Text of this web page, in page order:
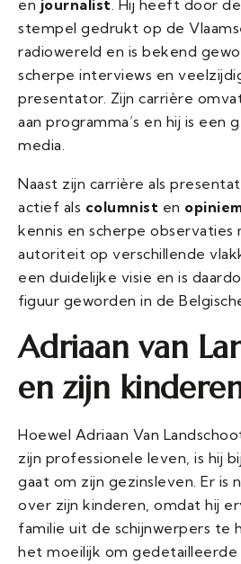
en journalist . Hij heeft door
stempel gedrukt op de
radiowereld en is bekend
scherpe interviews en
presentator. Zijn carrière
aan programma’s en hij is een
media.
Naast zijn carrière als
actief als columnist en
kennis en scherpe
autoriteit op verschillende
een duidelijke visie en is
figuur geworden in de
Adriaan van
en zijn
Hoewel Adriaan Van
zijn professionele leven, is hij
gaat om zijn gezinsleven. Er is
over zijn kinderen, omdat hij
familie uit de schijnwerpers te
het moeilijk om